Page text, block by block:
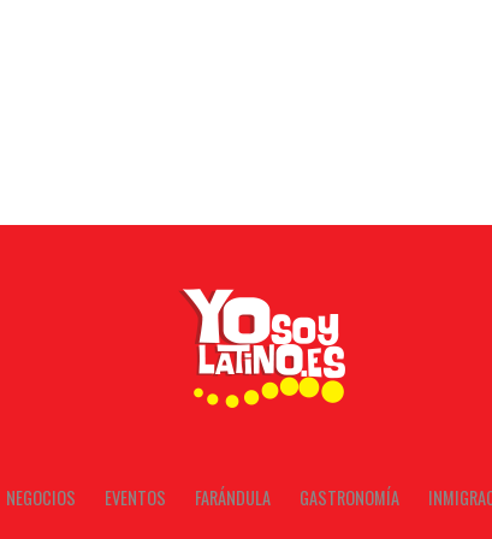
NEGOCIOS EVENTOS FARÁNDULA GASTRONOMÍA